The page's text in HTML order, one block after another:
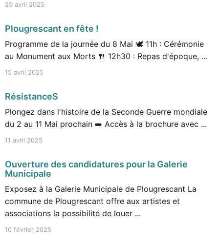
29 avril 2025
Plougrescant en fête !
Programme de la journée du 8 Mai 🕊️ 11h : Cérémonie
au Monument aux Morts 🍴 12h30 : Repas d'époque, ...
15 avril 2025
RésistanceS
Plongez dans l'histoire de la Seconde Guerre mondiale
du 2 au 11 Mai prochain ➡️ Accès à la brochure avec ...
11 avril 2025
Ouverture des candidatures pour la Galerie
Municipale
Exposez à la Galerie Municipale de Plougrescant La
commune de Plougrescant offre aux artistes et
associations la possibilité de louer ...
10 février 2025